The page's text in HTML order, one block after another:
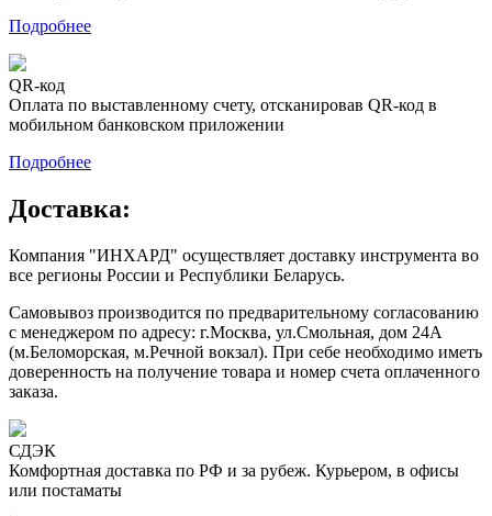
Подробнее
QR-код
Оплата по выставленному счету, отсканировав QR-код в
мобильном банковском приложении
Подробнее
Доставка:
Компания "ИНХАРД" осуществляет доставку инструмента во
все регионы России и Республики Беларусь.
Самовывоз производится по предварительному согласованию
с менеджером по адресу: г.Москва, ул.Смольная, дом 24А
(м.Беломорская, м.Речной вокзал). При себе необходимо иметь
доверенность на получение товара и номер счета оплаченного
заказа.
СДЭК
Комфортная доставка по РФ и за рубеж. Курьером, в офисы
или постаматы